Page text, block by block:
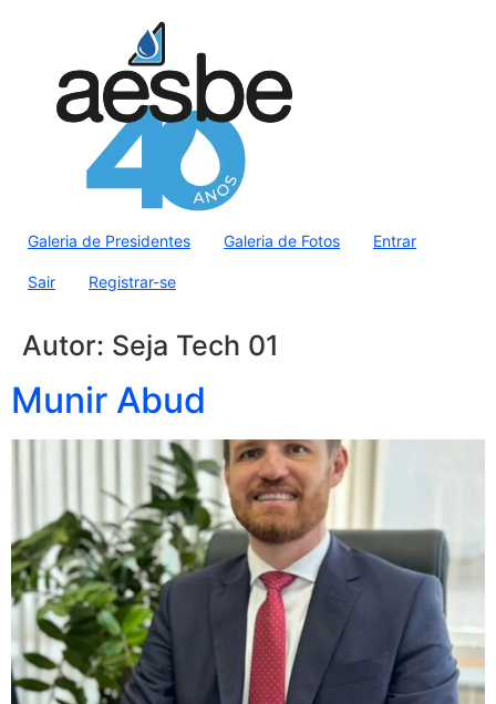
Galeria de Presidentes Galeria de Fotos Entrar
Sair Registrar-se
Autor: Seja Tech 01
Munir Abud